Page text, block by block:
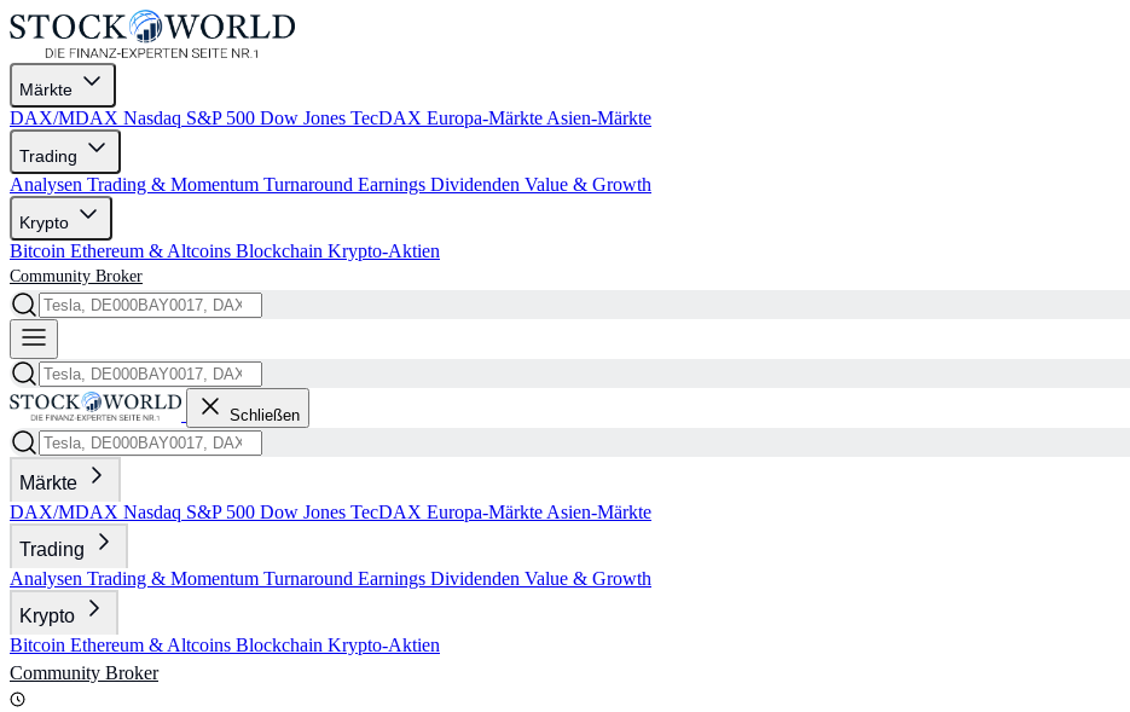
Märkte
DAX/MDAX Nasdaq S&P 500 Dow Jones TecDAX Europa-Märkte Asien-Märkte
Trading
Analysen Trading & Momentum Turnaround Earnings Dividenden Value & Growth
Krypto
Bitcoin Ethereum & Altcoins Blockchain Krypto-Aktien
Community Broker
Schließen
Märkte
DAX/MDAX Nasdaq S&P 500 Dow Jones TecDAX Europa-Märkte Asien-Märkte
Trading
Analysen Trading & Momentum Turnaround Earnings Dividenden Value & Growth
Krypto
Bitcoin Ethereum & Altcoins Blockchain Krypto-Aktien
Community Broker